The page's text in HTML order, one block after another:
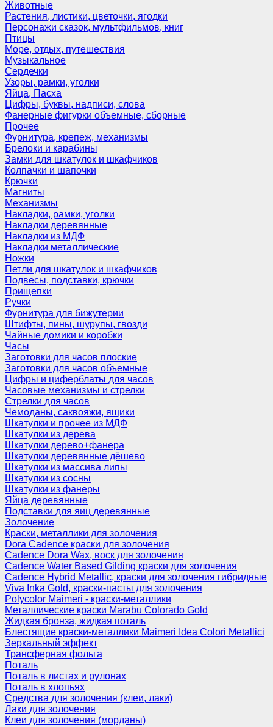
Животные
Растения, листики, цветочки, ягодки
Персонажи сказок, мультфильмов, книг
Птицы
Море, отдых, путешествия
Музыкальное
Сердечки
Узоры, рамки, уголки
Яйца, Пасха
Цифры, буквы, надписи, слова
Фанерные фигурки объемные, сборные
Прочее
Фурнитура, крепеж, механизмы
Брелоки и карабины
Замки для шкатулок и шкафчиков
Колпачки и шапочки
Крючки
Магниты
Механизмы
Накладки, рамки, уголки
Накладки деревянные
Накладки из МДФ
Накладки металлические
Ножки
Петли для шкатулок и шкафчиков
Подвесы, подставки, крючки
Прищепки
Ручки
Фурнитура для бижутерии
Штифты, пины, шурупы, гвозди
Чайные домики и коробки
Часы
Заготовки для часов плоские
Заготовки для часов объемные
Цифры и циферблаты для часов
Часовые механизмы и стрелки
Стрелки для часов
Чемоданы, саквояжи, ящики
Шкатулки и прочее из МДФ
Шкатулки из дерева
Шкатулки дерево+фанера
Шкатулки деревянные дёшево
Шкатулки из массива липы
Шкатулки из сосны
Шкатулки из фанеры
Яйца деревянные
Подставки для яиц деревянные
Золочение
Краски, металлики для золочения
Dora Cadence краски для золочения
Cadence Dora Wax, воск для золочения
Cadence Water Based Gilding краски для золочения
Cadence Hybrid Metallic, краски для золочения гибридные
Viva Inka Gold, краски-пасты для золочения
Polycolor Maimeri - краски-металлики
Металлические краски Marabu Colorado Gold
Жидкая бронза, жидкая поталь
Блестящие краски-металлики Maimeri Idea Colori Metallici
Зеркальный эффект
Трансферная фольга
Поталь
Поталь в листах и рулонах
Поталь в хлопьях
Средства для золочения (клеи, лаки)
Лаки для золочения
Клеи для золочения (морданы)